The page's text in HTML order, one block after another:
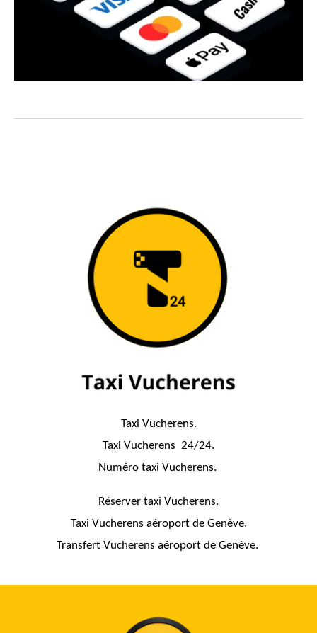
Taxi Vucherens.
Taxi Vucherens 24/24.
Numéro taxi Vucherens.
Réserver taxi Vucherens.
Taxi Vucherens aéroport de Genève.
Transfert Vucherens aéroport de Genève.